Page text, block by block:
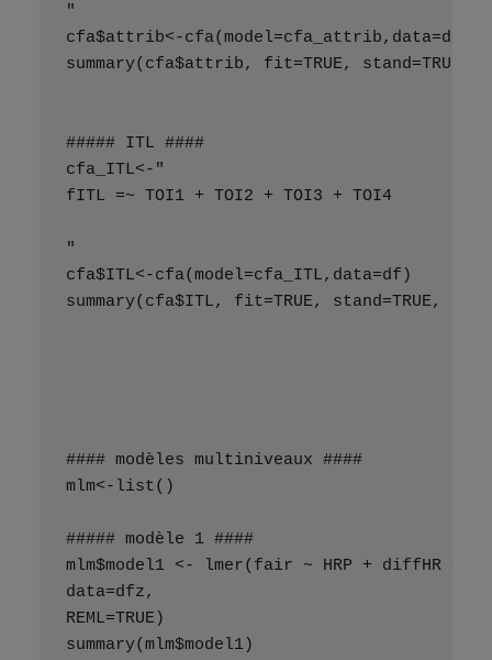
"
cfa$attrib<-cfa(model=cfa_attrib,data=df)
summary(cfa$attrib, fit=TRUE, stand=TRUE,
##### ITL ####
cfa_ITL<-"
fITL =~ TOI1 + TOI2 + TOI3 + TOI4
"
cfa$ITL<-cfa(model=cfa_ITL,data=df)
summary(cfa$ITL, fit=TRUE, stand=TRUE,
#### modèles multiniveaux ####
mlm<-list()
##### modèle 1 ####
mlm$model1 <- lmer(fair ~ HRP + diffHR +
data=dfz,
REML=TRUE)
summary(mlm$model1)